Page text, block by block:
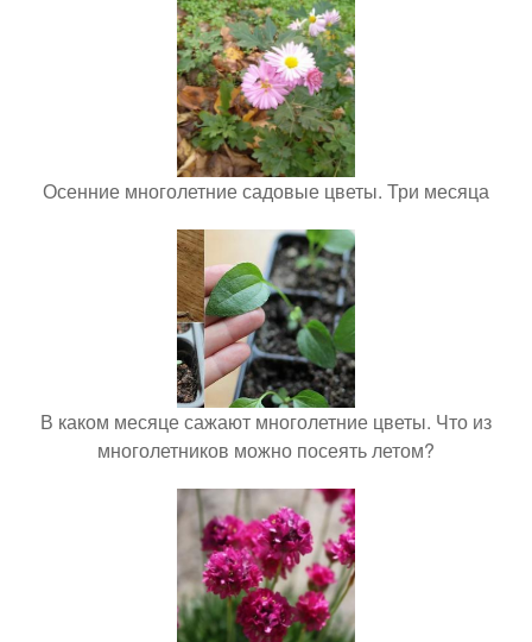
Осенние многолетние садовые цветы. Три месяца
В каком месяце сажают многолетние цветы. Что из
многолетников можно посеять летом?